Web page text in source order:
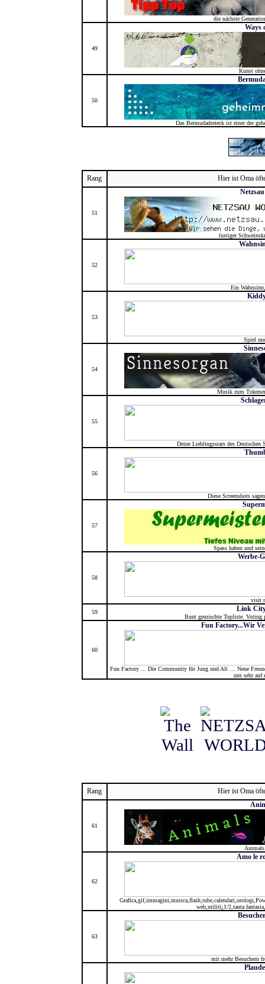
die nächste
49
Ways
Kunst
50
Das Bermudadreieck ist einer der
Rang Hier ist Oma
51
lustiger
52
Ein
53
Spiel
54
Musik zum
55
Deine Lieblingsstars des Deutschen
56
Diese Screenshots
57
Spass haben und
58
Werbe-
visit
59
Link
Bunt gemischte Topliste. Voting
60
Fun Factory...Wir
Fun Factory ... Die Community für Jung und Alt … Neue
uns sehr auf
Rang Hier ist Oma
61
62
Amo le
web,utilitï¿1/2,tanta
63
mit mehr Besuchern